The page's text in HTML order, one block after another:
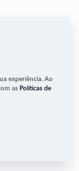
e sua
de vista
experiência. Ao
as Políticas de